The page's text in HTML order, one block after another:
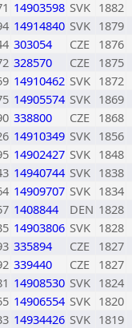
14903598 SVK 1882
14914840 SVK 1879
303054 CZE 1876
328570 CZE 1875
14910462 SVK 1872
14905574 SVK 1869
338800 CZE 1868
14910349 SVK 1856
14902427 SVK 1848
14940744 SVK 1838
14909707 SVK 1834
1408844 DEN 1828
14903806 SVK 1828
335894 CZE 1827
339440 CZE 1827
14908530 SVK 1824
14906554 SVK 1820
14934426 SVK 1819